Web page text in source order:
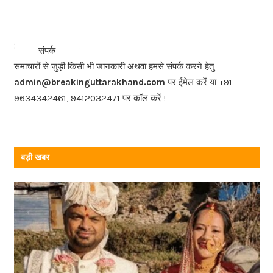
b
o
o
k
<<< संपर्क
>>>
समाचारों से जुड़ी किसी भी जानकारी अथवा हमसे संपर्क करने हेतु
admin@breakinguttarakhand.com पर ईमेल करें या +91
9634342461, 9412032471 पर कॉल करें !
बड़ी खबर